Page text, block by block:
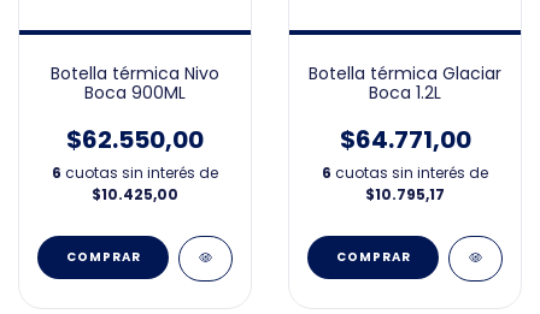
Botella térmica Nivo
Boca 900ML
$62.550,00
6 cuotas sin interés de
$10.425,00
COMPRAR
Botella térmica Glaciar
Boca 1.2L
$64.771,00
6 cuotas sin interés de
$10.795,17
COMPRAR